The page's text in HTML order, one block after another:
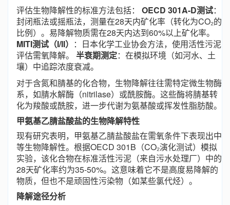
评估生物降解性的标准方法包括： OECD 301A-D测试：
封闭瓶法或摇瓶法，测量在28天内矿化率（转化为CO₂的
比例）。易降解物质需在28天内达到60%以上矿化率。
MITI测试（I/II） ：日本化学工业协会方法，使用活性污泥
评估需氧降解。 半衰期测定：在模拟环境（如河水、土
壤）中追踪浓度衰减。
对于含氮和腈基的化合物，生物降解往往需特定微生物酶
系，如腈水解酶（nitrilase）或酰胺酶。这些酶将腈基转
化为羧酸或酰胺，进一步代谢为氨基酸或挥发性脂肪酸。
甲氨基乙腈盐酸盐的生物降解特性
现有研究表明，甲氨基乙腈盐酸盐在需氧条件下表现出中
等生物降解性。根据OECD 301B（CO₂演化测试）模拟
实验，该化合物在标准活性污泥（来自污水处理厂）中的
28天矿化率约为35-50%。这意味着它不是高度易降解的
物质，但也不是顽固性污染物（如某些氯代烃）。
降解途径分析